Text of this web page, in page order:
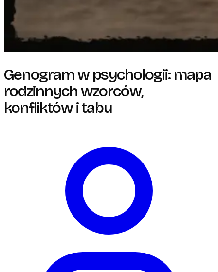
Genogram w psychologii: mapa
rodzinnych wzorców,
konfliktów i tabu